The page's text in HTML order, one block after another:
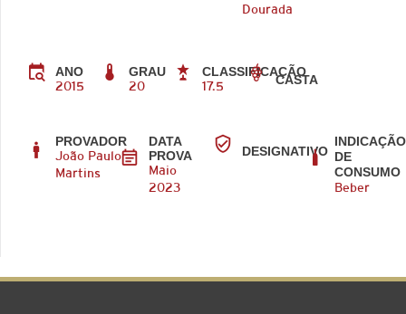
Dourada
ANO
2015
GRAU
20
CLASSIFICAÇÃO
17.5
CASTA
PROVADOR
João Paulo
Martins
DATA
PROVA
Maio
2023
DESIGNATIVO
INDICAÇÃO
DE
CONSUMO
Beber